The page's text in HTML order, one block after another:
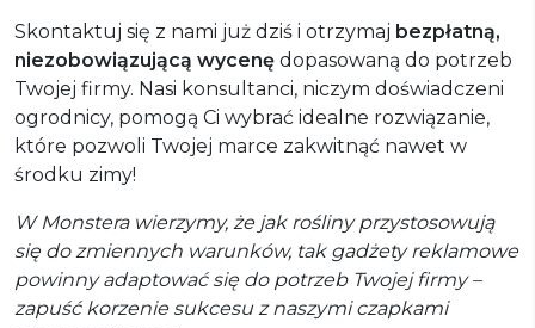
Skontaktuj się z nami już dziś i otrzymaj bezpłatną,
niezobowiązującą wycenę dopasowaną do potrzeb
Twojej firmy. Nasi konsultanci, niczym doświadczeni
ogrodnicy, pomogą Ci wybrać idealne rozwiązanie,
które pozwoli Twojej marce zakwitnąć nawet w
środku zimy!
W Monstera wierzymy, że jak rośliny przystosowują
się do zmiennych warunków, tak gadżety reklamowe
powinny adaptować się do potrzeb Twojej firmy –
zapuść korzenie sukcesu z naszymi czapkami